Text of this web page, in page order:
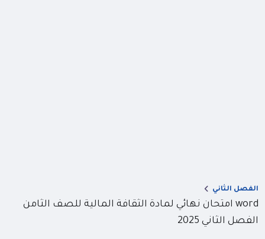
الفصل الثاني
word امتحان نهائي لمادة الثقافة المالية للصف الثامن
الفصل الثاني 2025